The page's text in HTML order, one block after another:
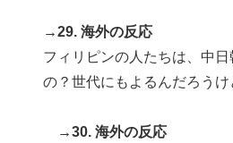
→29. 海外の反応
フィリピンの人たちは、中
の？世代にもよるんだろうけ
→30. 海外の反応